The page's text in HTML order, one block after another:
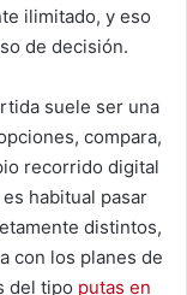
ilimitado, y eso
de decisión.
suele ser una
compara,
recorrido digital
habitual pasar
distintos,
con los planes de
del tipo putas en